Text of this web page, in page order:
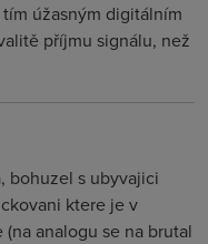
úžasným digitálním
příjmu signálu, než
bohuzel s ubyvajici
ktere je v
analogu se na brutal